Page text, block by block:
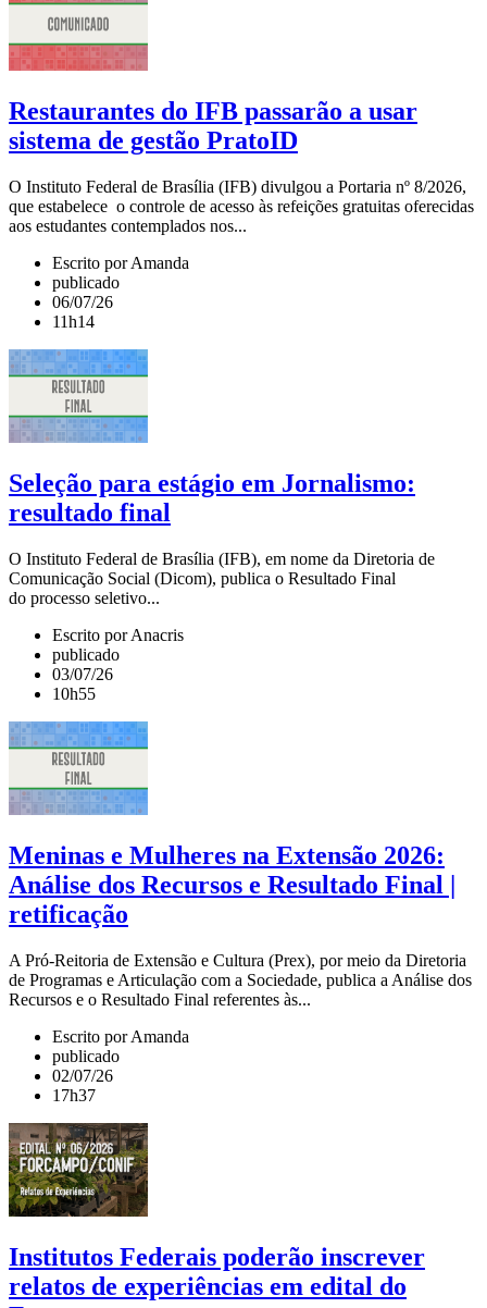
Restaurantes do IFB passarão a usar
sistema de gestão PratoID
O Instituto Federal de Brasília (IFB) divulgou a Portaria nº 8/2026,
que estabelece o controle de acesso às refeições gratuitas oferecidas
aos estudantes contemplados nos...
Escrito por Amanda
publicado
06/07/26
11h14
Seleção para estágio em Jornalismo:
resultado final
O Instituto Federal de Brasília (IFB), em nome da Diretoria de
Comunicação Social (Dicom), publica o Resultado Final
do processo seletivo...
Escrito por Anacris
publicado
03/07/26
10h55
Meninas e Mulheres na Extensão 2026:
Análise dos Recursos e Resultado Final |
retificação
A Pró-Reitoria de Extensão e Cultura (Prex), por meio da Diretoria
de Programas e Articulação com a Sociedade, publica a Análise dos
Recursos e o Resultado Final referentes às...
Escrito por Amanda
publicado
02/07/26
17h37
Institutos Federais poderão inscrever
relatos de experiências em edital do